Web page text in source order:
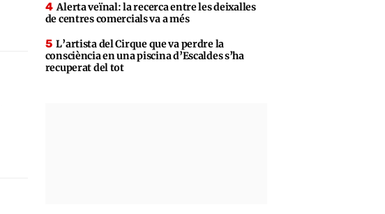
Alerta veïnal: la recerca entre les deixalles
de centres comercials va a més
L’artista del Cirque que va perdre la
consciència en una piscina d’Escaldes s’ha
recuperat del tot